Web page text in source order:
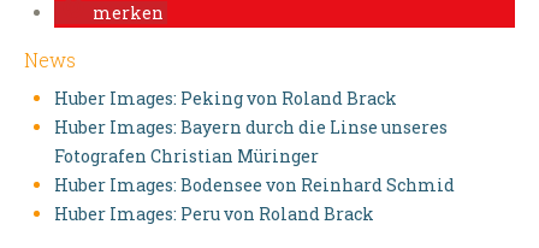
merken
News
Huber Images: Peking von Roland Brack
Huber Images: Bayern durch die Linse unseres
Fotografen Christian Müringer
Huber Images: Bodensee von Reinhard Schmid
Huber Images: Peru von Roland Brack